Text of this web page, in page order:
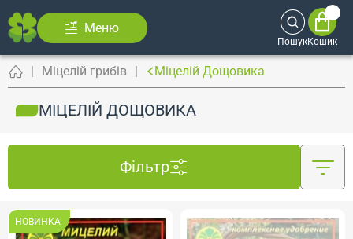
Меню
ПошукКошик
Міцелій грибів Міцелій Дощовика
МІЦЕЛІЙ ДОЩОВИКА
Фільтр
НОВИНКА